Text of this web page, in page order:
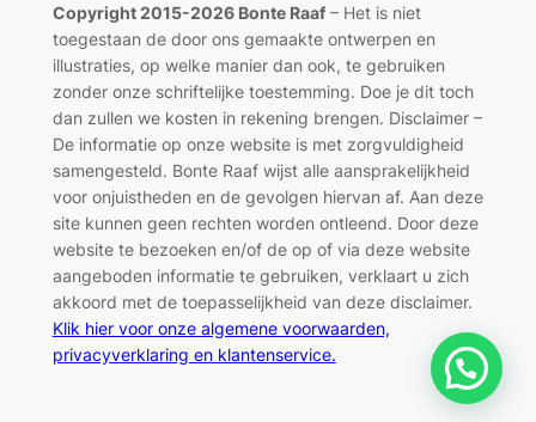
Copyright 2015-2026 Bonte Raaf– Het is niet
toegestaan de door ons gemaakte ontwerpen en
illustraties, op welke manier dan ook, te gebruiken
zonder onze schriftelijke toestemming. Doe je dit toch
dan zullen we kosten in rekening brengen. Disclaimer –
De informatie op onze website is met zorgvuldigheid
samengesteld. Bonte Raaf wijst alle aansprakelijkheid
voor onjuistheden en de gevolgen hiervan af. Aan deze
site kunnen geen rechten worden ontleend. Door deze
website te bezoeken en/of de op of via deze website
aangeboden informatie te gebruiken, verklaart u zich
akkoord met de toepasselijkheid van deze disclaimer.
Klik hier voor onze algemene voorwaarden,
privacyverklaring en klantenservice.